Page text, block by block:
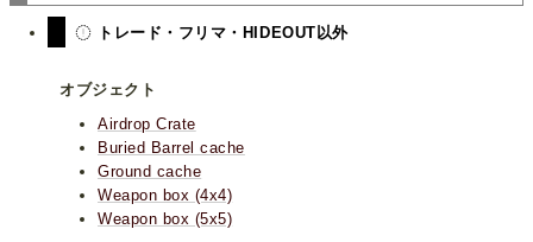
トレード・フリマ・HIDEOUT以外
オブジェクト
Airdrop Crate
Buried Barrel cache
Ground cache
Weapon box (4x4)
Weapon box (5x5)